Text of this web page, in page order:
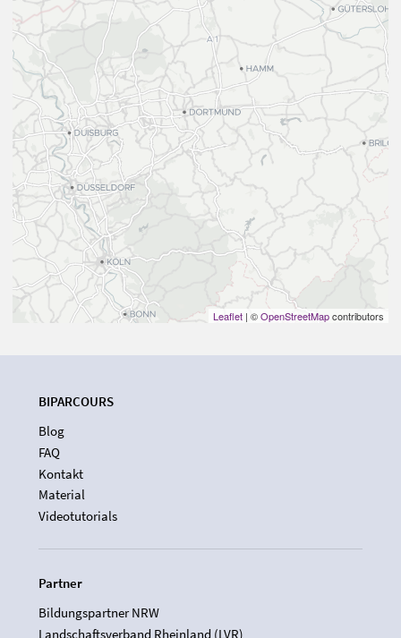
Leaflet | ©OpenStreetMapcontributors
BIPARCOURS
Blog
FAQ
Kontakt
Material
Videotutorials
Partner
Bildungspartner NRW
Landschaftsverband Rheinland (LVR)